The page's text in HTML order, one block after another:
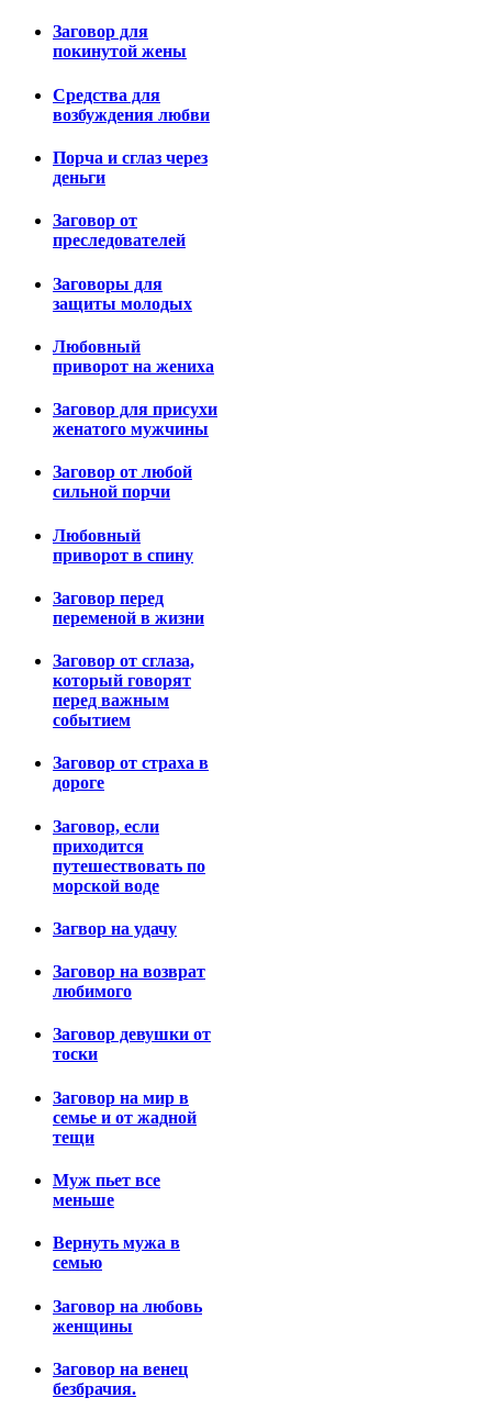
Заговор для
покинутой жены
Средства для
возбуждения любви
Порча и сглаз через
деньги
Заговор от
преследователей
Заговоры для
защиты молодых
Любовный
приворот на жениха
Заговор для присухи
женатого мужчины
Заговор от любой
сильной порчи
Любовный
приворот в спину
Заговор перед
переменой в жизни
Заговор от сглаза,
который говорят
перед важным
событием
Заговор от страха в
дороге
Заговор, если
приходится
путешествовать по
морской воде
Загвор на удачу
Заговор на возврат
любимого
Заговор девушки от
тоски
Заговор на мир в
семье и от жадной
тещи
Муж пьет все
меньше
Вернуть мужа в
семью
Заговор на любовь
женщины
Заговор на венец
безбрачия.